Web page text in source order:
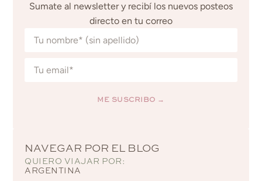
Sumate al newsletter y recibí los nuevos posteos
directo en tu correo
ME SUSCRIBO →
NAVEGAR POR EL BLOG
QUIERO VIAJAR POR:
ARGENTINA